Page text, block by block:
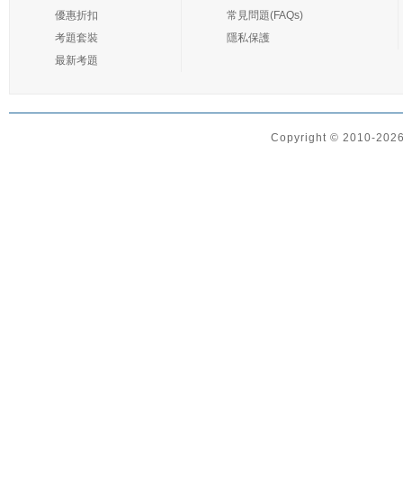
優惠折扣
考題套裝
最新考題
常見問題(FAQs)
隱私保護
Copyright © 2010-